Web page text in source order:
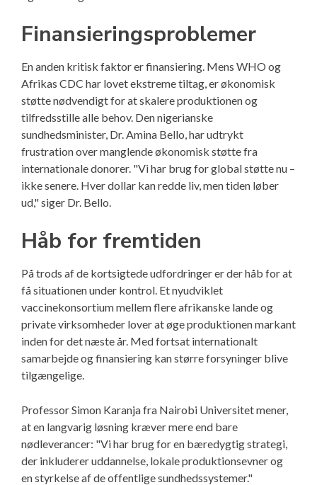
Finansieringsproblemer
En anden kritisk faktor er finansiering. Mens WHO og
Afrikas CDC har lovet ekstreme tiltag, er økonomisk
støtte nødvendigt for at skalere produktionen og
tilfredsstille alle behov. Den nigerianske
sundhedsminister, Dr. Amina Bello, har udtrykt
frustration over manglende økonomisk støtte fra
internationale donorer. "Vi har brug for global støtte nu –
ikke senere. Hver dollar kan redde liv, men tiden løber
ud," siger Dr. Bello.
Håb for fremtiden
På trods af de kortsigtede udfordringer er der håb for at
få situationen under kontrol. Et nyudviklet
vaccinekonsortium mellem flere afrikanske lande og
private virksomheder lover at øge produktionen markant
inden for det næste år. Med fortsat internationalt
samarbejde og finansiering kan større forsyninger blive
tilgængelige.
Professor Simon Karanja fra Nairobi Universitet mener,
at en langvarig løsning kræver mere end bare
nødleverancer: "Vi har brug for en bæredygtig strategi,
der inkluderer uddannelse, lokale produktionsevner og
en styrkelse af de offentlige sundhedssystemer."